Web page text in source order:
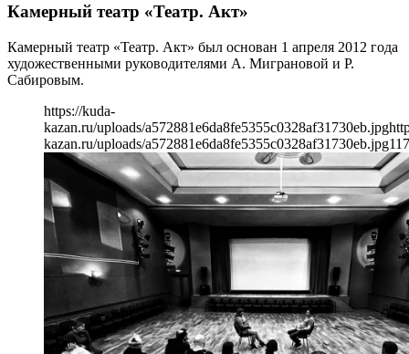
Камерный театр «Театр. Акт»
Камерный театр «Театр. Акт» был основан 1 апреля 2012 года
художественными руководителями А. Миграновой и Р.
Сабировым.
https://kuda-
kazan.ru/uploads/a572881e6da8fe5355c0328af31730eb.jpg
kazan.ru/uploads/a572881e6da8fe5355c0328af31730eb.jpg